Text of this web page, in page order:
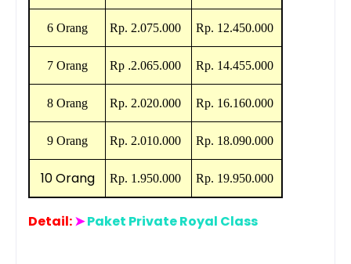
6 Orang Rp. 2.075.000 Rp. 12.450.000
7 Orang Rp .2.065.000 Rp. 14.455.000
8 Orang Rp. 2.020.000 Rp. 16.160.000
9 Orang Rp. 2.010.000 Rp. 18.090.000
10 Orang Rp. 1.950.000 Rp. 19.950.000
Detail:➤Paket Private Royal Class